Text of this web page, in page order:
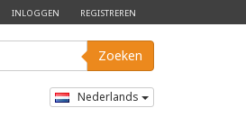
INLOGGEN REGISTREREN
Zoeken
Nederlands